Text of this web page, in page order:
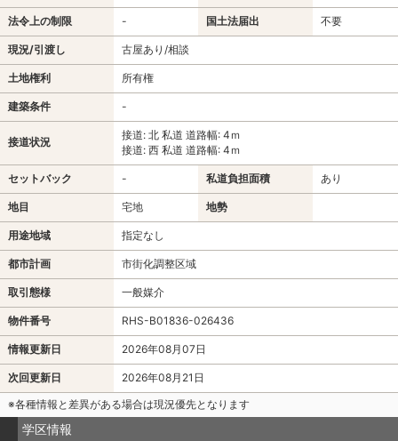
法令上の制限 - 国土法届出 不要
現況/引渡し 古屋あり/相談
土地権利 所有権
建築条件 -
接道状況
接道: 北 私道 道路幅: 4ｍ
接道: 西 私道 道路幅: 4ｍ
セットバック - 私道負担面積 あり
地目 宅地 地勢
用途地域 指定なし
都市計画 市街化調整区域
取引態様 一般媒介
物件番号 RHS-B01836-026436
情報更新日 2026年08月07日
次回更新日
2026年08月21日
※各種情報と差異がある場合は現況優先となります
学区情報